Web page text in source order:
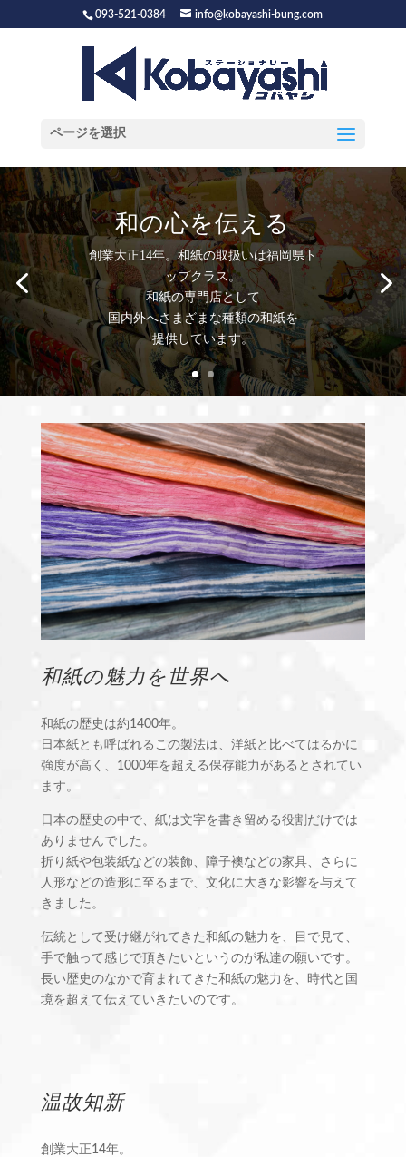
093-521-0384 info@kobayashi-bung.com
ページを選択
和の心を伝える
創業大正14年。和紙の取扱いは福岡県ト
ップクラス。
和紙の専門店として
国内外へさまざまな種類の和紙を
提供しています。
和紙の魅力を世界へ
和紙の歴史は約1400年。
日本紙とも呼ばれるこの製法は、洋紙と比べてはるかに
強度が高く、1000年を超える保存能力があるとされてい
ます。
日本の歴史の中で、紙は文字を書き留める役割だけでは
ありませんでした。
折り紙や包装紙などの装飾、障子襖などの家具、さらに
人形などの造形に至るまで、文化に大きな影響を与えて
きました。
伝統として受け継がれてきた和紙の魅力を、目で見て、
手で触って感じで頂きたいというのが私達の願いです。
長い歴史のなかで育まれてきた和紙の魅力を、時代と国
境を超えて伝えていきたいのです。
温故知新
創業大正14年。